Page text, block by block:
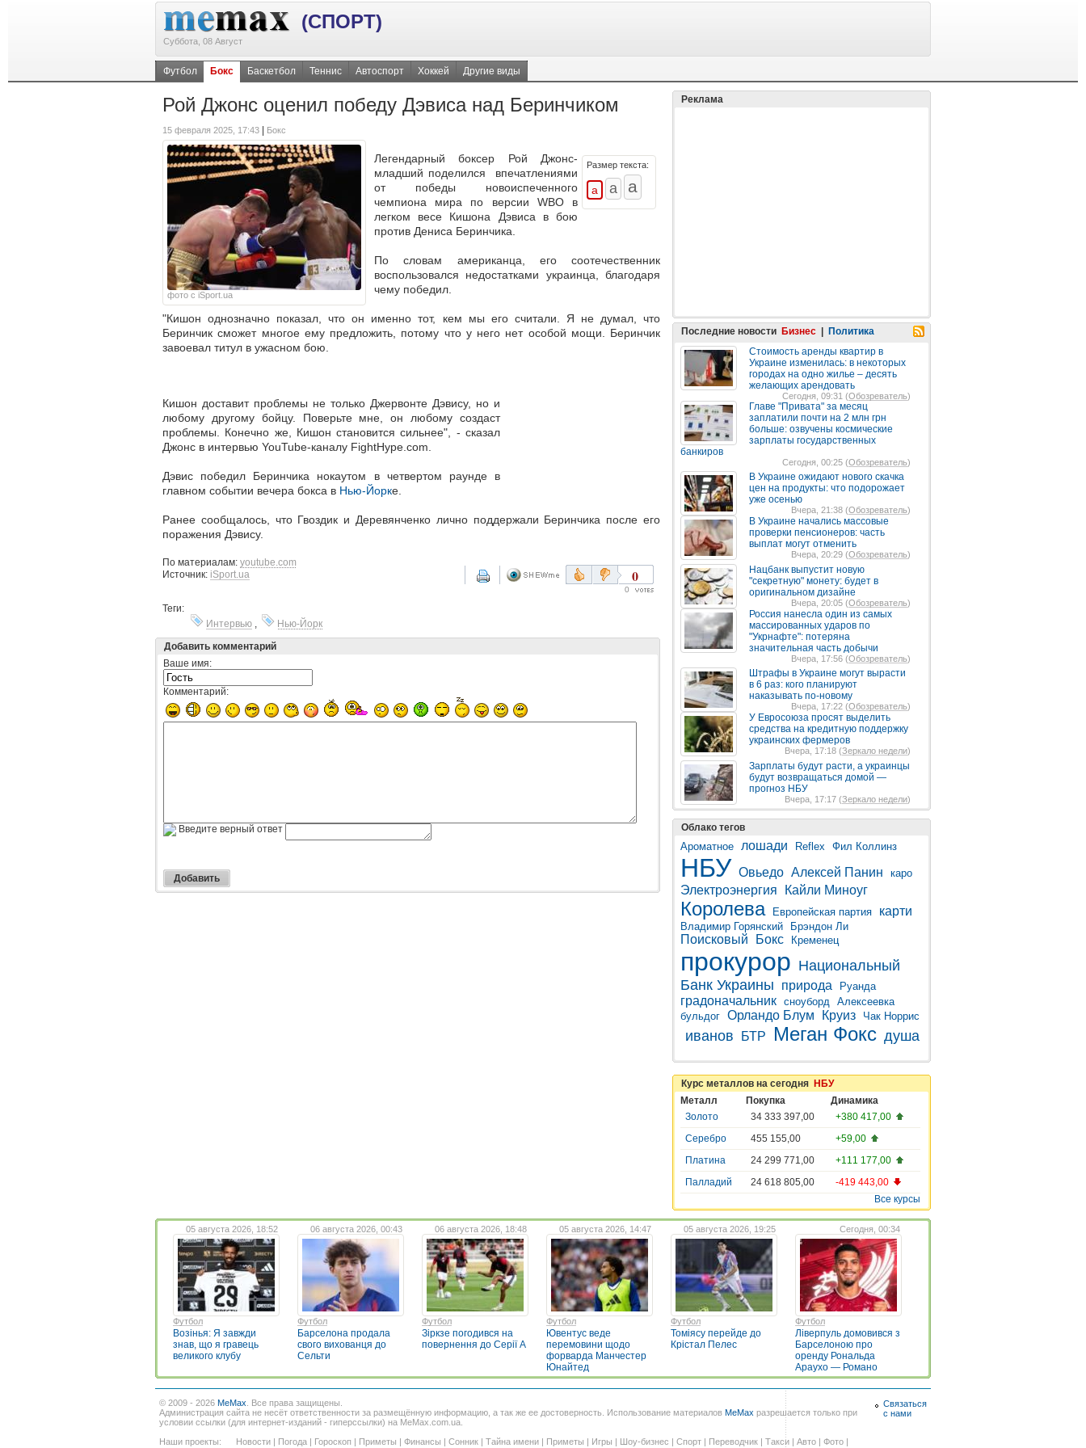
(СПОРТ)
Суббота, 08 Август
Футбол Бокс Баскетбол Теннис Автоспорт Хоккей Другие виды
Рой Джонс оценил победу Дэвиса над Беринчиком
15 февраля 2025, 17:43 Бокс
фото с iSport.ua
Размер текста:
Легендарный боксер Рой Джонс-
младший поделился впечатлениями
от победы новоиспеченного
чемпиона мира по версии WBO в
легком весе Кишона Дэвиса в бою
против Дениса Беринчика.
По словам американца, его соотечественник
воспользовался недостатками украинца, благодаря
чему победил.
"Кишон однозначно показал, что он именно тот, кем мы его считали. Я не думал, что
Беринчик сможет многое ему предложить, потому что у него нет особой мощи. Беринчик
завоевал титул в ужасном бою.
Кишон доставит проблемы не только Джервонте Дэвису, но и
любому другому бойцу. Поверьте мне, он любому создаст
проблемы. Конечно же, Кишон становится сильнее", - сказал
Джонс в интервью YouTube-каналу FightHype.com.
Дэвис победил Беринчика нокаутом в четвертом раунде в
главном событии вечера бокса в Нью-Йорке.
Ранее сообщалось, что Гвоздик и Деревянченко лично поддержали Беринчика после его
поражения Дэвису.
По материалам: youtube.com
Источник: iSport.ua 0
0
Теги:
Интервью ,
Нью-Йорк
Добавить комментарий
Ваше имя:
Комментарий:
Введите верный ответ
Реклама
Последние новости Бизнес
Политика
Стоимость аренды квартир в
Украине изменилась: в некоторых
городах на одно жилье – десять
желающих арендовать
Сегодня, 09:31 (Обозреватель)
Главе "Привата" за месяц
заплатили почти на 2 млн грн
больше: озвучены космические
зарплаты государственных
банкиров
Сегодня, 00:25 (Обозреватель)
В Украине ожидают нового скачка
цен на продукты: что подорожает
уже осенью
Вчера, 21:38 (Обозреватель)
В Украине начались массовые
проверки пенсионеров: часть
выплат могут отменить
Вчера, 20:29 (Обозреватель)
Нацбанк выпустит новую
"секретную" монету: будет в
оригинальном дизайне
Вчера, 20:05 (Обозреватель)
Россия нанесла один из самых
массированных ударов по
"Укрнафте": потеряна
значительная часть добычи
Вчера, 17:56 (Обозреватель)
Штрафы в Украине могут вырасти
в 6 раз: кого планируют
наказывать по-новому
Вчера, 17:22 (Обозреватель)
У Евросоюза просят выделить
средства на кредитную поддержку
украинских фермеров
Вчера, 17:18 (Зеркало недели)
Зарплаты будут расти, а украинцы
будут возвращаться домой —
прогноз НБУ
Вчера, 17:17 (Зеркало недели)
Облако тегов
Ароматное лошади Reflex Фил Коллинз
НБУ Овьедо Алексей Панин каро
Электроэнергия Кайли Миноуг
Королева Европейская партия карти
Владимир Горянский Брэндон Ли
Поисковый Бокс Кременец
прокурор Национальный
Банк Украины
природа Руанда
градоначальник сноуборд Алексеевка
бульдог Орландо Блум Круиз Чак Норрис
иванов БТР Меган Фокс душа
Курс металлов на сегодня НБУ
Металл
Покупка
Динамика
Золото
34 333 397,00
+380 417,00
Серебро
455 155,00
+59,00
Платина
24 299 771,00
+111 177,00
Палладий
24 618 805,00
-419 443,00
Все курсы
05 августа 2026, 18:52
Футбол
Возінья: Я завжди
знав, що я гравець
великого клубу
06 августа 2026, 00:43
Футбол
Барселона продала
свого вихованця до
Сельти
06 августа 2026, 18:48
Футбол
Зіркзе погодився на
повернення до Серії А
05 августа 2026, 14:47
Футбол
Ювентус веде
перемовини щодо
форварда Манчестер
Юнайтед
05 августа 2026, 19:25
Футбол
Томіясу перейде до
Крістал Пелес
Сегодня, 00:34
Футбол
Ліверпуль домовився з
Барселоною про
оренду Рональда
Араухо — Романо
© 2009 - 2026 MeMax . Все права защищены.
Администрация сайта не несёт ответственности за размещённую информацию, а так же ее достоверность. Использование материалов MeMax разрешается только при
условии ссылки (для интернет-изданий - гиперссылки) на MeMax.com.ua.
Наши проекты:
Новости | Погода | Гороскоп | Приметы | Финансы | Сонник | Тайна имени | Приметы | Игры | Шоу-бизнес | Спорт | Переводчик | Такси | Авто | Фото |
Связаться
с нами